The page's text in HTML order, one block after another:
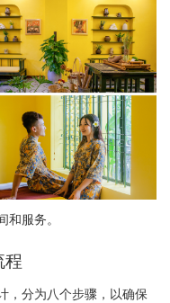
和服务。
程
，分为八个步骤，以确保